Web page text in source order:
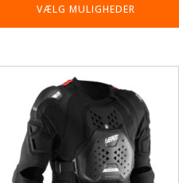
VÆLG MULIGHEDER
varianter.
Mulighederne